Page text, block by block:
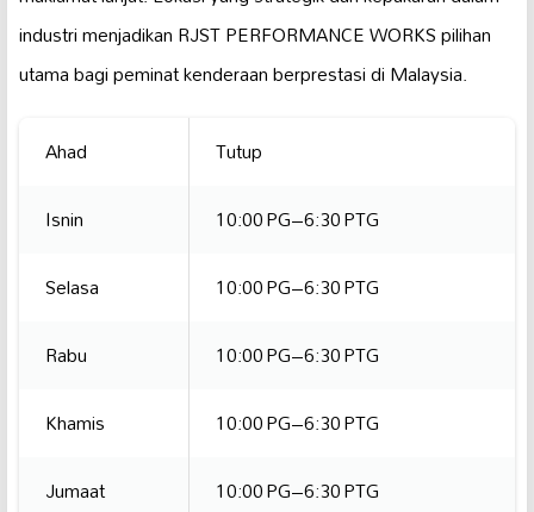
industri menjadikan RJST PERFORMANCE WORKS pilihan
utama bagi peminat kenderaan berprestasi di Malaysia.
Ahad
Tutup
Isnin
10:00 PG–6:30 PTG
Selasa
10:00 PG–6:30 PTG
Rabu
10:00 PG–6:30 PTG
Khamis
10:00 PG–6:30 PTG
Jumaat
10:00 PG–6:30 PTG